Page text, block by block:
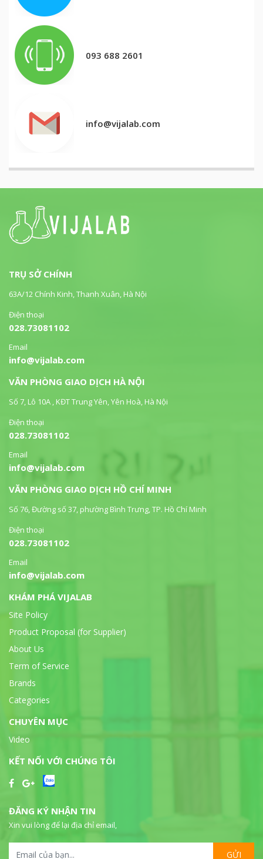
093 688 2601
info@vijalab.com
TRỤ SỞ CHÍNH
63A/12 Chính Kinh, Thanh Xuân, Hà Nội
Điện thoại
028.73081102
Email
info@vijalab.com
VĂN PHÒNG GIAO DỊCH HÀ NỘI
Số 7, Lô 10A , KĐT Trung Yên, Yên Hoà, Hà Nội
Điện thoại
028.73081102
Email
info@vijalab.com
VĂN PHÒNG GIAO DỊCH HỒ CHÍ MINH
Số 76, Đường số 37, phường Bình Trưng, TP. Hồ Chí Minh
Điện thoại
028.73081102
Email
info@vijalab.com
KHÁM PHÁ VIJALAB
Site Policy
Product Proposal (for Supplier)
About Us
Term of Service
Brands
Categories
CHUYÊN MỤC
Video
KẾT NỐI VỚI CHÚNG TÔI
ĐĂNG KÝ NHẬN TIN
Xin vui lòng để lại địa chỉ email,
GỬI